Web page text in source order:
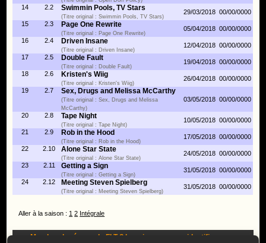
14
2.2 Swimmin Pools, TV Stars
(Titre original : Swimmin Pools, TV Stars)
29/03/2018 00/00/0000
15
2.3 Page One Rewrite
(Titre original : Page One Rewrite)
05/04/2018 00/00/0000
16
2.4 Driven Insane
(Titre original : Driven Insane)
12/04/2018 00/00/0000
17
2.5 Double Fault
(Titre original : Double Fault)
19/04/2018 00/00/0000
18
2.6 Kristen's Wiig
(Titre original : Kristen's Wiig)
26/04/2018 00/00/0000
19
2.7 Sex, Drugs and Melissa McCarthy
(Titre original : Sex, Drugs and Melissa
McCarthy)
03/05/2018 00/00/0000
20 2.8 Tape Night
(Titre original : Tape Night)
10/05/2018 00/00/0000
21
2.9 Rob in the Hood
(Titre original : Rob in the Hood)
17/05/2018 00/00/0000
22
2.10 Alone Star State
(Titre original : Alone Star State)
24/05/2018 00/00/0000
23
2.11 Getting a Sign
(Titre original : Getting a Sign)
31/05/2018 00/00/0000
24
2.12 Meeting Steven Spielberg
(Titre original : Meeting Steven Spielberg)
31/05/2018 00/00/0000
Aller à la saison : 1 2 Intégrale
Membre du réseau du FLT ? Inscrivez-vous
identifiez-vous